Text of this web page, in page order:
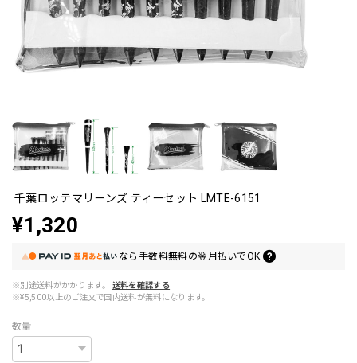
千葉ロッテマリーンズ ティーセット LMTE-6151
¥1,320
なら 手数料無料の翌月払いでOK
※別途送料がかかります。
送料を確認する
※¥5,500以上のご注文で国内送料が無料になります。
数量